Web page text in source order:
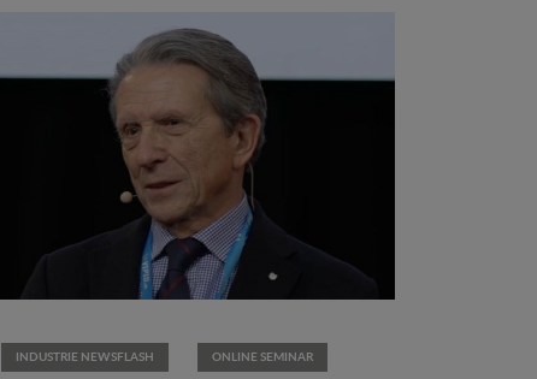
INDUSTRIE NEWSFLASH ONLINE SEMINAR